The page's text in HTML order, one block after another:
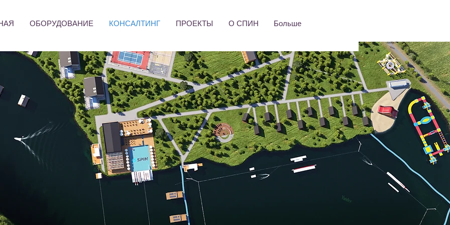
ОБОРУДОВАНИЕ КОНСАЛТИНГ ПРОЕКТЫ О СПИН Больше